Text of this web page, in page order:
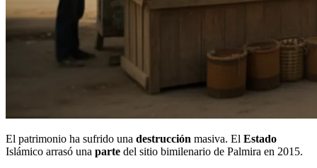
El patrimonio ha sufrido una destrucción masiva. El Estado
Islámico arrasó una parte del sitio bimilenario de Palmira en 2015.